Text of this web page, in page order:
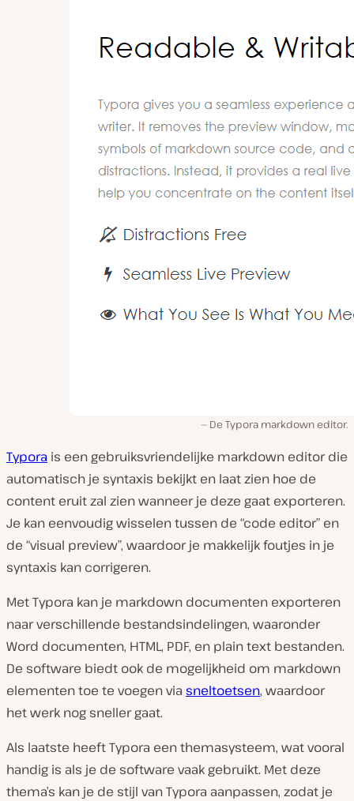
De Typora markdown editor.
Typora is een gebruiksvriendelijke markdown editor die
automatisch je syntaxis bekijkt en laat zien hoe de
content eruit zal zien wanneer je deze gaat exporteren.
Je kan eenvoudig wisselen tussen de “code editor” en
de “visual preview”, waardoor je makkelijk foutjes in je
syntaxis kan corrigeren.
Met Typora kan je markdown documenten exporteren
naar verschillende bestandsindelingen, waaronder
Word documenten, HTML, PDF, en plain text bestanden.
De software biedt ook de mogelijkheid om markdown
elementen toe te voegen via sneltoetsen, waardoor
het werk nog sneller gaat.
Als laatste heeft Typora een themasysteem, wat vooral
handig is als je de software vaak gebruikt. Met deze
thema’s kan je de stijl van Typora aanpassen, zodat je